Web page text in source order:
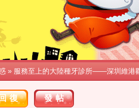
» 服務至上的大陸種牙診所——深圳維港
復 發帖